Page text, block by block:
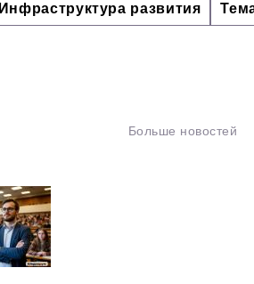
Инфраструктура развития
Больше новостей